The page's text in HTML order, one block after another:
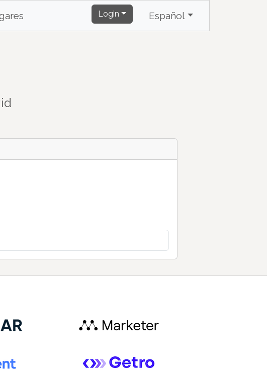
Login Español